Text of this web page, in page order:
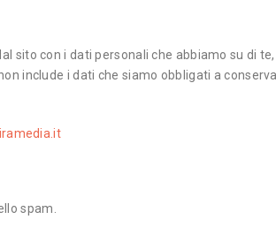
sito con i dati personali che abbiamo su di
include i dati che siamo obbligati a
spam.